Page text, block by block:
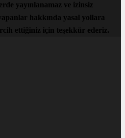
yayınlanamaz ve izinsiz
hakkında yasal yollara
ettiğiniz için teşekkür ederiz.